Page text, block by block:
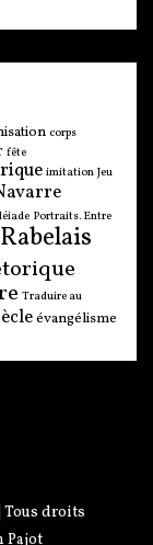
corps
fête
imitation Jeu
Portraits. Entre
Rabelais
Traduire au
évangélisme
| Tous droits
Pajot